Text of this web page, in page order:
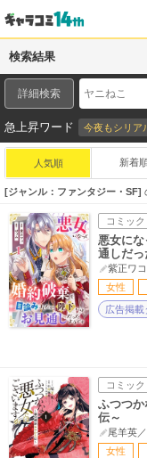
検索結果
詳細検索
急上昇ワード 今夜もシリア
人気順 新着
ジャンル：ファンタジー・SF
コミック
悪女に
通しだ
紫正ワ
女性
広告掲載
コミック
ふつつか
伝～
尾羊英
女性